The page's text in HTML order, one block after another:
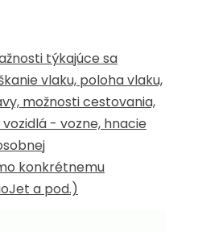
týkajúce sa
vlaku, poloha vlaku,
možnosti cestovania,
- vozne, hnacie
konkrétnemu
a pod.)